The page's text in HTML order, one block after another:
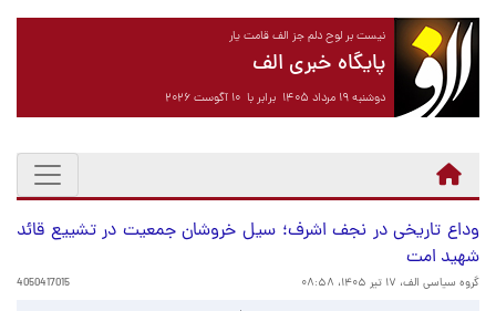
نیست بر لوح دلم جز الف قامت یار
پایگاه خبری الف
دوشنبه ۱۹ مرداد ۱۴۰۵ برابر با ۱۰ آگوست ۲۰۲۶
وداع تاریخی در نجف اشرف؛ سیل خروشان جمعیت در تشییع قائد
شهید امت
گروه سیاسی الف، ۱۷ تیر ۱۴۰۵، ۰۸:۵۸ 4050417015